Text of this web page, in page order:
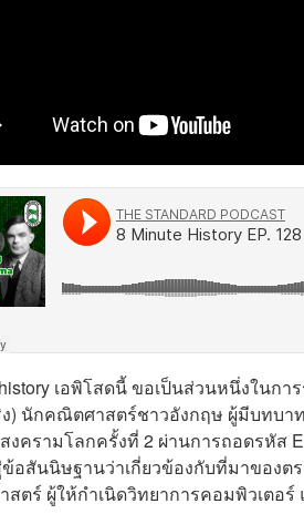
เอพิโสดนี้ ขอเป็นส่วนหนึ่งในกา
) นักคณิตศาสตร์ชาวอังกฤษ ผู้มีบทบา
งครามโลกครั้งที่ 2 ผ่านการถอดรหัส
อสันนิษฐานว่าเกี่ยวข้องกับที่มาของตร
ตร์ ผู้ให้กำเนิดวิทยาการคอมพิวเตอร์